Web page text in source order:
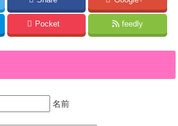
Pocket feedly
名前